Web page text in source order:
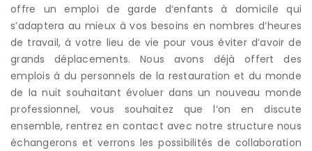
offre un emploi de garde d’enfants à domicile qui
s’adaptera au mieux à vos besoins en nombres d’heures
de travail, à votre lieu de vie pour vous éviter d’avoir de
grands déplacements. Nous avons déjà offert des
emplois à du personnels de la restauration et du monde
de la nuit souhaitant évoluer dans un nouveau monde
professionnel, vous souhaitez que l’on en discute
ensemble, rentrez en contact avec notre structure nous
échangerons et verrons les possibilités de collaboration